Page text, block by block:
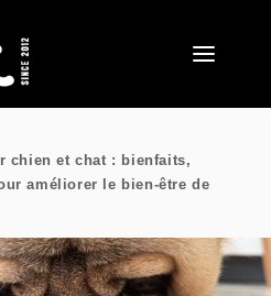
chien et chat : bienfaits,
améliorer le bien-être de